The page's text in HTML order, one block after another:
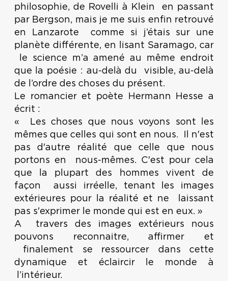
philosophie, de Rovelli à Klein en passant
par Bergson, mais je me suis enfin retrouvé
en Lanzarote comme si j’étais sur une
planète différente, en lisant Saramago, car
le science m’a amené au même endroit
que la poésie : au-delà du visible, au-delà
de l’ordre des choses du présent.
Le romancier et poète Hermann Hesse a
écrit :
« Les choses que nous voyons sont les
mêmes que celles qui sont en nous. Il n'est
pas d'autre réalité que celle que nous
portons en nous-mêmes. C'est pour cela
que la plupart des hommes vivent de
façon aussi irréelle, tenant les images
extérieures pour la réalité et ne laissant
pas s'exprimer le monde qui est en eux. »
A travers des images extérieurs nous
pouvons reconnaitre, affirmer et
finalement se ressourcer dans cette
dynamique et éclaircir le monde à
l’intérieur.